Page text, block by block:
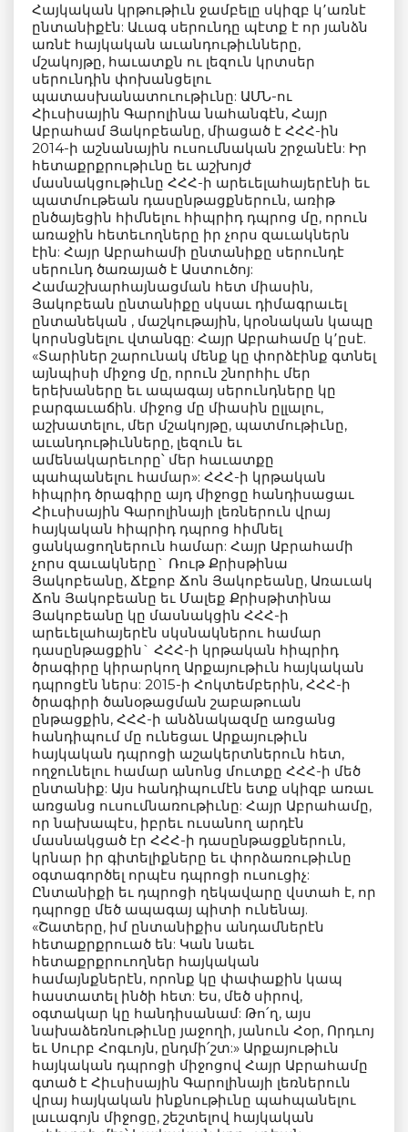
Հայկական կրթութիւն ջամբելը սկիզբ կ՚առնէ
ընտանիքէն: Աւագ սերունդը պէտք է որ յանձն
առնէ հայկական աւանդութիւնները,
մշակոյթը, հաւատքն ու լեզուն կրտսեր
սերունդին փոխանցելու
պատասխանատուութիւնը: ԱՄՆ-ու
Հիւսիսային Գարոլինա նահանգէն, Հայր
Աբրահամ Յակոբեանը, միացած է ՀՀՀ-ին
2014-ի աշնանային ուսումնական շրջանէն: Իր
հետաքրքրութիւնը եւ աշխոյժ
մասնակցութիւնը ՀՀՀ-ի արեւելահայերէնի եւ
պատմութեան դասընթացքներուն, առիթ
ընծայեցին հիմնելու հիպրիդ դպրոց մը, որուն
առաջին հետեւողները իր չորս զաւակներն
էին: Հայր Աբրահամի ընտանիքը սերունդէ
սերունդ ծառայած է Աստուծոյ:
Համաշխարհայնացման հետ միասին,
Յակոբեան ընտանիքը սկսաւ դիմագրաւել
ընտանեկան , մաշկութային, կրօնական կապը
կորսնցնելու վտանգը: Հայր Աբրահամը կ՚ըսէ.
«Տարիներ շարունակ մենք կը փորձէինք գտնել
այնպիսի միջոց մը, որուն շնորհիւ մեր
երեխաները եւ ապագայ սերունդները կը
բարգաւաճին. միջոց մը միասին ըլլալու,
աշխատելու, մեր մշակոյթը, պատմութիւնը,
աւանդութիւնները, լեզուն եւ
ամենակարեւորը՝ մեր հաւատքը
պահպանելու համար»: ՀՀՀ-ի կրթական
հիպրիդ ծրագիրը այդ միջոցը հանդիսացաւ
Հիւսիսային Գարոլինայի լեռներուն վրայ
հայկական հիպրիդ դպրոց հիմնել
ցանկացողներուն համար: Հայր Աբրահամի
չորս զաւակները` Ռութ Քրիսթինա
Յակոբեանը, Ճէքոբ Ճոն Յակոբեանը, Առաւակ
Ճոն Յակոբեանը եւ Մալեք Քրիսթիտինա
Յակոբեանը կը մասնակցին ՀՀՀ-ի
արեւելահայերէն սկսնակներու համար
դասընթացքին` ՀՀՀ-ի կրթական հիպրիդ
ծրագիրը կիրարկող Արքայութիւն հայկական
դպրոցէն ներս: 2015-ի Հոկտեմբերին, ՀՀՀ-ի
ծրագիրի ծանօթացման շաբաթուան
ընթացքին, ՀՀՀ-ի անձնակազմը առցանց
հանդիպում մը ունեցաւ Արքայութիւն
հայկական դպրոցի աշակերտներուն հետ,
ողջունելու համար անոնց մուտքը ՀՀՀ-ի մեծ
ընտանիք: Այս հանդիպումէն ետք սկիզբ առաւ
առցանց ուսումնառութիւնը: Հայր Աբրահամը,
որ նախապէս, իբրեւ ուսանող արդէն
մասնակցած էր ՀՀՀ-ի դասընթացքներուն,
կրնար իր գիտելիքները եւ փորձառութիւնը
օգտագործել որպէս դպրոցի ուսուցիչ:
Ընտանիքի եւ դպրոցի ղեկավարը վստահ է, որ
դպրոցը մեծ ապագայ պիտի ունենայ.
«Շատերը, իմ ընտանիքիս անդամներէն
հետաքրքրուած են: Կան նաեւ
հետաքրքրուողներ հայկական
համայնքներէն, որոնք կը փափաքին կապ
հաստատել ինծի հետ: Ես, մեծ սիրով,
օգտակար կը հանդիսանամ: Թո՛ղ, այս
նախաձեռնութիւնը յաջողի, յանուն Հօր, Որդւոյ
եւ Սուրբ Հոգւոյն, ընդմի՛շտ:» Արքայութիւն
հայկական դպրոցի միջոցով Հայր Աբրահամը
գտած է Հիւսիսային Գարոլինայի լեռներուն
վրայ հայկական ինքնութիւնը պահպանելու
լաւագոյն միջոցը, շեշտելով հայկական